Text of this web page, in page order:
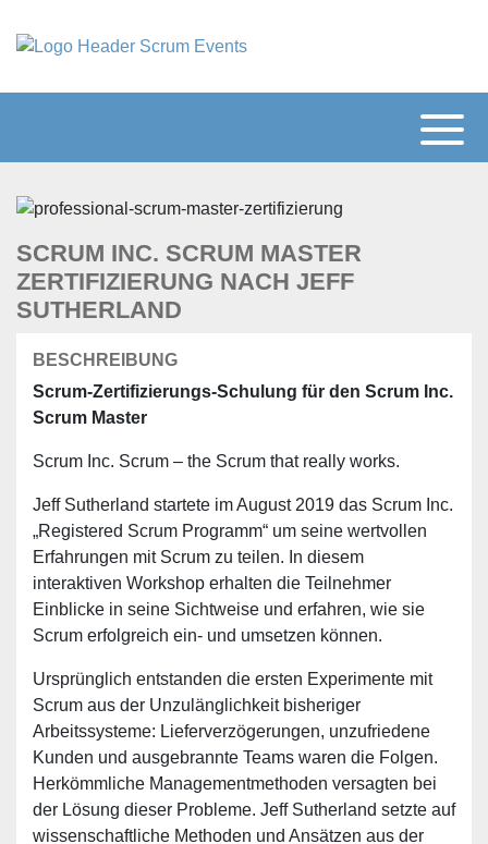
SCRUM INC. SCRUM MASTER
ZERTIFIZIERUNG NACH JEFF
SUTHERLAND
BESCHREIBUNG
Scrum-Zertifizierungs-Schulung für den Scrum Inc.
Scrum Master
Scrum Inc. Scrum – the Scrum that really works.
Jeff Sutherland startete im August 2019 das Scrum Inc.
„Registered Scrum Programm“ um seine wertvollen
Erfahrungen mit Scrum zu teilen. In diesem
interaktiven Workshop erhalten die Teilnehmer
Einblicke in seine Sichtweise und erfahren, wie sie
Scrum erfolgreich ein- und umsetzen können.
Ursprünglich entstanden die ersten Experimente mit
Scrum aus der Unzulänglichkeit bisheriger
Arbeitssysteme: Lieferverzögerungen, unzufriedene
Kunden und ausgebrannte Teams waren die Folgen.
Herkömmliche Managementmethoden versagten bei
der Lösung dieser Probleme. Jeff Sutherland setzte auf
wissenschaftliche Methoden und Ansätzen aus der